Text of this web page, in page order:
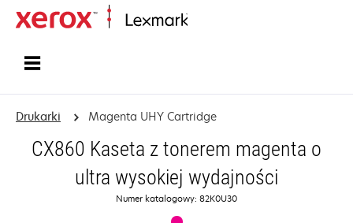
Drukarki Magenta UHY Cartridge
CX860 Kaseta z tonerem magenta o
ultra wysokiej wydajności
Numer katalogowy: 82K0U30